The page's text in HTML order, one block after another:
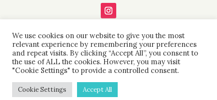
IMPRESSUM DATENSCHUTZ ERKLÄRUNG
We use cookies on our website to give you the most
relevant experience by remembering your preferences
and repeat visits. By clicking “Accept All”, you consent to
the use of ALL the cookies. However, you may visit
"Cookie Settings" to provide a controlled consent.
Cookie Settings Accept All